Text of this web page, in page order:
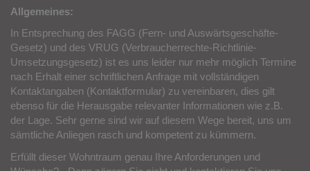
lange. Fragen Sie nach einem Besichtigungstermin.
Allgemeines:
In Entsprechung des FAGG (Fern- und Auswärtsgeschäfte-
Gesetz) und des VRUG (Verbraucherrechte-Richtlinie-
Umsetzungsgesetz) ist es uns leider nur mehr möglich Termine
nach Erhalt einer schriftlichen Anfrage mit vollständigen
Kontaktangaben (Kontaktformular) zu vereinbaren, dies gilt
ebenso für die Herausgabe relevanter Informationen wie z.B.
der Lage. Sehr gerne sind wir auf diesem Wege bereit, uns um
sämtliche Anliegen rasch und kompetent zu kümmern.